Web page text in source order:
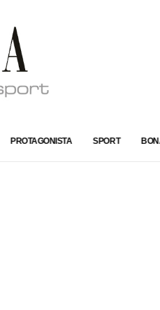
PROTAGONISTA SPORT